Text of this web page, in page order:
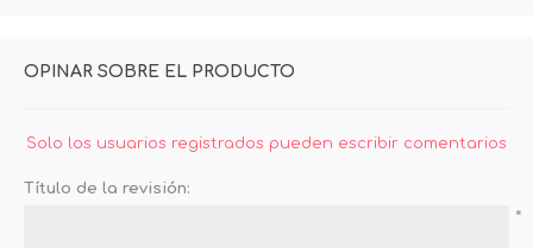
OPINAR SOBRE EL PRODUCTO
Solo los usuarios registrados pueden escribir comentarios
Título de la revisión:
*